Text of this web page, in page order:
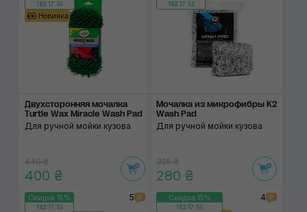
182:17:55
Новинка
Двухсторонняя мочалка
Turtle Wax Miracle Wash Pad
Для ручной мойки кузова
440 ₴
400 ₴
182:17:55
Мочалка из микро­фибры K2
Wash Pad
Для ручной мойки кузова
325 ₴
280 ₴
Скидка 15%
182:17:55
5 Скидка 15%
182:17:55
4